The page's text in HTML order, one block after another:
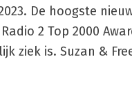
De hoogste
2 Top 2000
ziek is. Suzan &